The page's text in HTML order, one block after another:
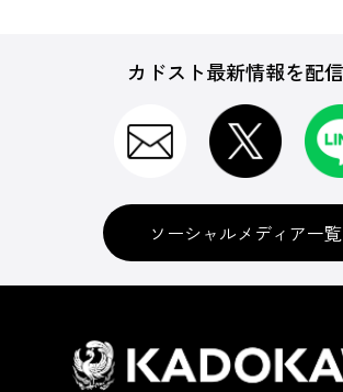
カドスト最新情報を配
ソーシャルメディア一覧